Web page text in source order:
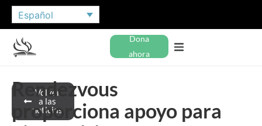
Español
Dona
ahora
Volver
a las
noticias
Rendezvous
proporciona apoyo para